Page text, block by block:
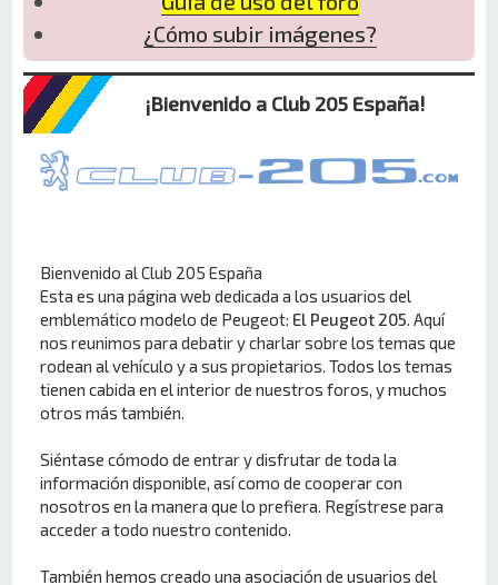
¿Cómo subir imágenes?
¡Bienvenido a Club 205 España!
Bienvenido al Club 205 España
Esta es una página web dedicada a los usuarios del
emblemático modelo de Peugeot: El Peugeot 205. Aquí
nos reunimos para debatir y charlar sobre los temas que
rodean al vehículo y a sus propietarios. Todos los temas
tienen cabida en el interior de nuestros foros, y muchos
otros más también.
Siéntase cómodo de entrar y disfrutar de toda la
información disponible, así como de cooperar con
nosotros en la manera que lo prefiera. Regístrese para
acceder a todo nuestro contenido.
También hemos creado una asociación de usuarios del